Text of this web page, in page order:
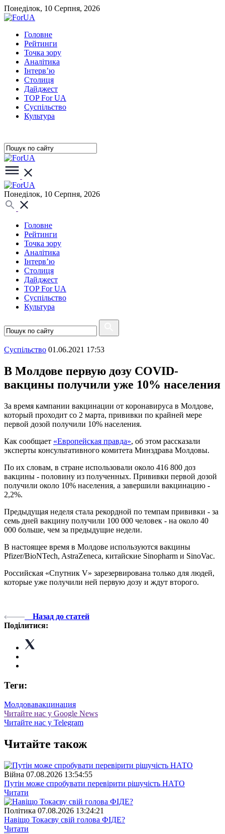
Понеділок, 10 Серпня, 2026
Головне
Рейтинги
Точка зору
Аналітика
Інтерв’ю
Столиця
Дайджест
TOP For UA
Суспiльство
Культура
Понеділок, 10 Серпня, 2026
Головне
Рейтинги
Точка зору
Аналітика
Інтерв’ю
Столиця
Дайджест
TOP For UA
Суспiльство
Культура
Суспiльство 01.06.2021 17:53
В Молдове первую дозу COVID-
вакцины получили уже 10% населения
За время кампании вакцинации от коронавируса в Молдове,
который проходит со 2 марта, прививки по крайней мере
первой дозой получили 10% населения.
Как сообщает «Европейская правда», об этом рассказали
эксперты консультативного комитета Минздрава Молдовы.
По их словам, в стране использовали около 416 800 доз
вакцины - половину из полученных. Прививки первой дозой
получили около 10% населения, а завершили вакцинацию -
2,2%.
Предыдущая неделя стала рекордной по темпам прививки - за
семь дней вакцину получили 100 000 человек - на около 40
000 больше, чем за предыдущие недели.
В настоящее время в Молдове используются вакцины
Pfizer/BioNTech, AstraZeneca, китайские Sinopharm и SinoVac.
Российская «Спутник V» зарезервирована только для людей,
которые уже получили ней первую дозу и ждут второго.
Назад до статей
Поділитися:
Теги:
Молдовавакцинация
Читайте нас у Google News
Читайте нас у Telegram
Читайте також
Війна 07.08.2026 13:54:55
Путін може спробувати перевірити рішучість НАТО
Читати
Полiтика 07.08.2026 13:24:21
Навіщо Токаєву свій голова ФІДЕ?
Читати